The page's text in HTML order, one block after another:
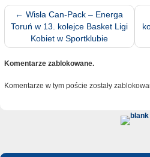
← Wisła Can-Pack – Energa
Toruń w 13. kolejce Basket Ligi
Kobiet w Sportklubie
Komentarze zablokowane.
Komentarze w tym poście zostały